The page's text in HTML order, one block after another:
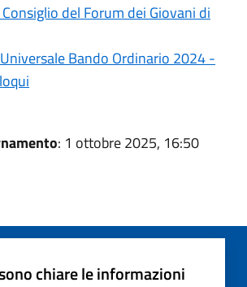
del Forum dei Giovani di
Bando Ordinario 2024 -
: 1 ottobre 2025, 16:50
chiare le informazioni